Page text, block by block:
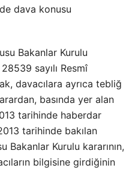
dava konusu
Bakanlar Kurulu
sayılı Resmî
davacılara ayrıca tebliğ
basında yer alan
tarihinde haberdar
tarihinde bakılan
Bakanlar Kurulu kararının,
bilgisine girdiğinin